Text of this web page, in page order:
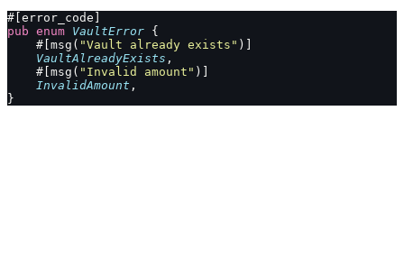
#[error_code]
pub enum VaultError {
    #[msg(
"Vault already exists" )]
    VaultAlreadyExists
,
    #[msg(
"Invalid amount" )]
    InvalidAmount
,
}